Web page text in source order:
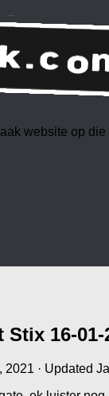
website op
16-01-
2021 · Updated